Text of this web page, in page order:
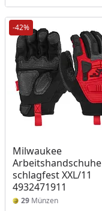
-42%
Milwaukee
Arbeitshandschuhe
schlagfest XXL/11
4932471911
29 Münzen